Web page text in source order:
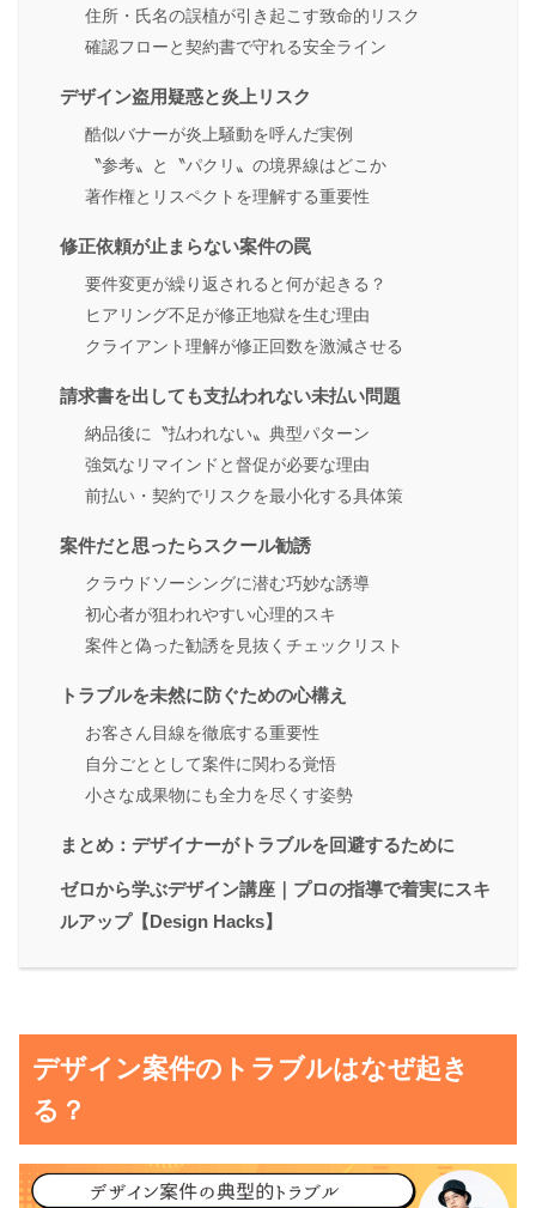
住所・氏名の誤植が引き起こす致命的リスク
確認フローと契約書で守れる安全ライン
デザイン盗用疑惑と炎上リスク
酷似バナーが炎上騒動を呼んだ実例
〝参考〟と〝パクリ〟の境界線はどこか
著作権とリスペクトを理解する重要性
修正依頼が止まらない案件の罠
要件変更が繰り返されると何が起きる？
ヒアリング不足が修正地獄を生む理由
クライアント理解が修正回数を激減させる
請求書を出しても支払われない未払い問題
納品後に〝払われない〟典型パターン
強気なリマインドと督促が必要な理由
前払い・契約でリスクを最小化する具体策
案件だと思ったらスクール勧誘
クラウドソーシングに潜む巧妙な誘導
初心者が狙われやすい心理的スキ
案件と偽った勧誘を見抜くチェックリスト
トラブルを未然に防ぐための心構え
お客さん目線を徹底する重要性
自分ごととして案件に関わる覚悟
小さな成果物にも全力を尽くす姿勢
まとめ：デザイナーがトラブルを回避するために
ゼロから学ぶデザイン講座｜プロの指導で着実にスキ
ルアップ【Design Hacks】
デザイン案件のトラブルはなぜ起き
る？